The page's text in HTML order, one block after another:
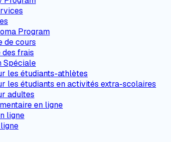
Program
de cours
frais
Spéciale
les étudiants-athlètes
les étudiants en activités extra-scolaires
adultes
en ligne
ligne